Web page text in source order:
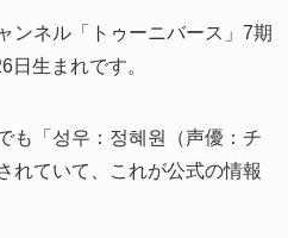
ンネル「トゥーニバース」7期
日生まれです。
も「성우：정혜원（声優：チ
れていて、これが公式の情報